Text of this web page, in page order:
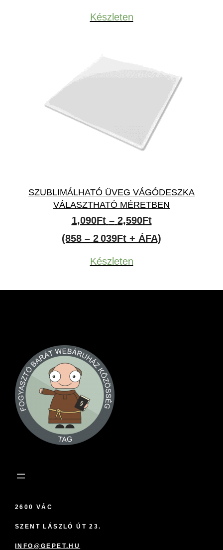
Készleten
SZUBLIMÁLHATÓ ÜVEG VÁGÓDESZKA
VÁLASZTHATÓ MÉRETBEN
1,090Ft – 2,590FtÁrtartomány:
1,090Ft
(858 – 2 039Ft + ÁFA)
Készleten
2600 VÁC
SZENT LÁSZLÓ ÚT 23.
INFO@GEPET.HU